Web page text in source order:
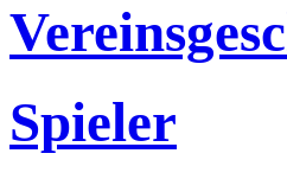
Spieler